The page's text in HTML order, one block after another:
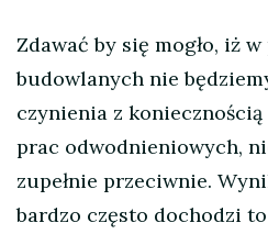
Zdawać by się mogło, iż
budowlanych nie
czynienia z
prac odwodnieniowych,
zupełnie przeciwnie.
bardzo często dochodzi